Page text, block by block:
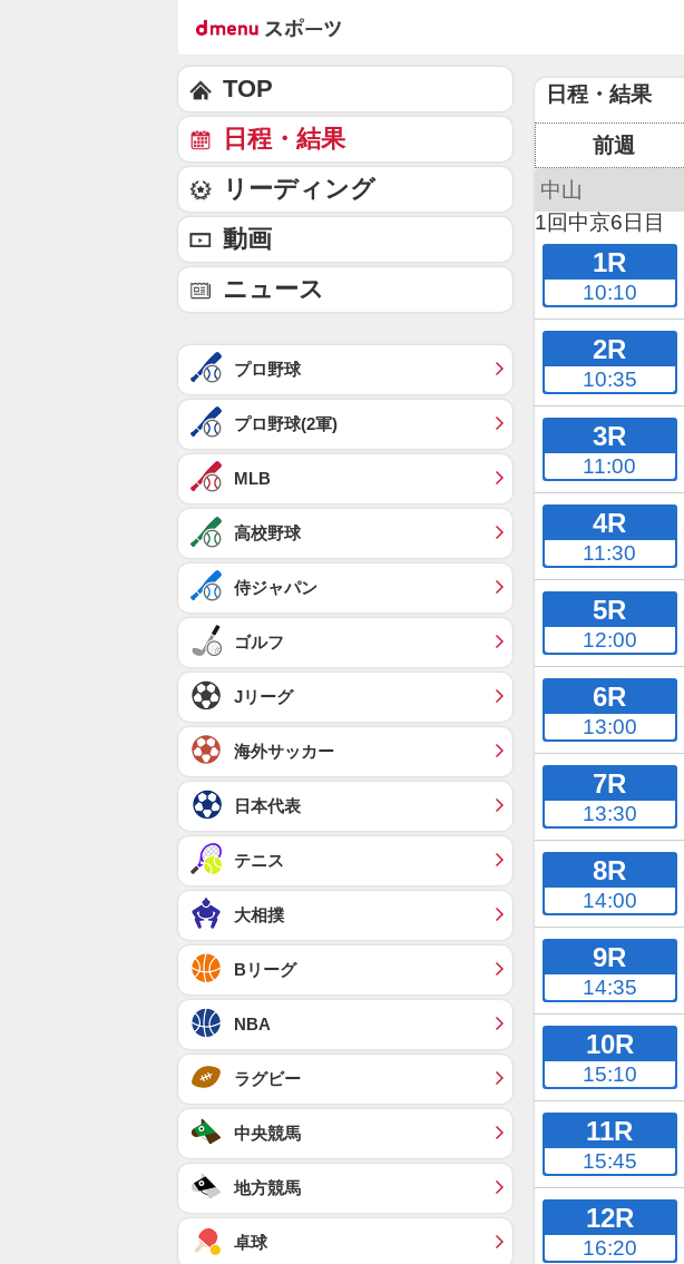
日程・結果
前週
中山
1回中京6日目
1R
10:10
2R
10:35
3R
11:00
4R
11:30
5R
12:00
6R
13:00
7R
13:30
8R
14:00
9R
14:35
10R
15:10
11R
15:45
12R
16:20
TOP
日程・結果
リーディング
動画
ニュース
プロ野球
プロ野球(2軍)
MLB
高校野球
侍ジャパン
ゴルフ
Jリーグ
海外サッカー
日本代表
テニス
大相撲
Bリーグ
NBA
ラグビー
中央競馬
地方競馬
卓球